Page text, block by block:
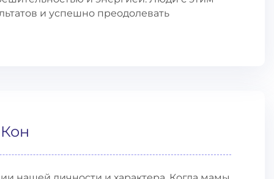
и успешно преодолевать